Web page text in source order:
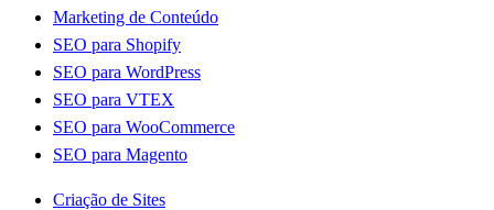
Marketing de Conteúdo
SEO para Shopify
SEO para WordPress
SEO para VTEX
SEO para WooCommerce
SEO para Magento
Criação de Sites